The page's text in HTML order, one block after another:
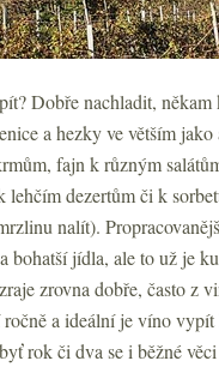
Dobře nachladit, někam
a hezky ve větším
fajn k různým
lehčím dezertům či k
nalít).
bohatší jídla, ale to už je
zrovna dobře, často z
a ideální je víno vypít
rok či dva se i běžné